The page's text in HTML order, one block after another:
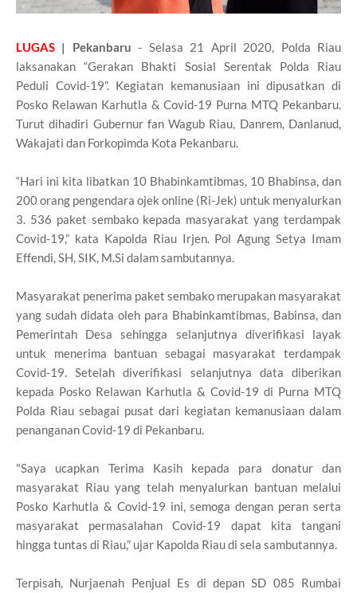
LUGAS | Pekanbaru - Selasa 21 April 2020, Polda Riau
laksanakan “Gerakan Bhakti Sosial Serentak Polda Riau
Peduli Covid-19”. Kegiatan kemanusiaan ini dipusatkan di
Posko Relawan Karhutla & Covid-19 Purna MTQ Pekanbaru.
Turut dihadiri Gubernur fan Wagub Riau, Danrem, Danlanud,
Wakajati dan Forkopimda Kota Pekanbaru.
“Hari ini kita libatkan 10 Bhabinkamtibmas, 10 Bhabinsa, dan
200 orang pengendara ojek online (Ri-Jek) untuk menyalurkan
3. 536 paket sembako kepada masyarakat yang terdampak
Covid-19,” kata Kapolda Riau Irjen. Pol Agung Setya Imam
Effendi, SH, SIK, M.Si dalam sambutannya.
Masyarakat penerima paket sembako merupakan masyarakat
yang sudah didata oleh para Bhabinkamtibmas, Babinsa, dan
Pemerintah Desa sehingga selanjutnya diverifikasi layak
untuk menerima bantuan sebagai masyarakat terdampak
Covid-19. Setelah diverifikasi selanjutnya data diberikan
kepada Posko Relawan Karhutla & Covid-19 di Purna MTQ
Polda Riau sebagai pusat dari kegiatan kemanusiaan dalam
penanganan Covid-19 di Pekanbaru.
"Saya ucapkan Terima Kasih kepada para donatur dan
masyarakat Riau yang telah menyalurkan bantuan melalui
Posko Karhutla & Covid-19 ini, semoga dengan peran serta
masyarakat permasalahan Covid-19 dapat kita tangani
hingga tuntas di Riau,” ujar Kapolda Riau di sela sambutannya.
Terpisah, Nurjaenah Penjual Es di depan SD 085 Rumbai